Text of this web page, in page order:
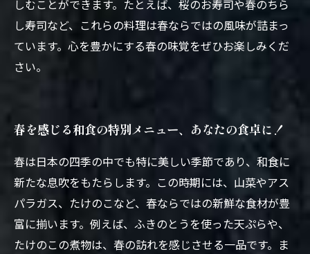
しむことができます。たとえば、桜のお寿司や春のちら
し寿司など、これらの料理は春ならではの風味が詰まっ
ています。心を豊かにする春の味覚をぜひお楽しみくだ
さい。
春を感じる和食の特別メニュー、あなたの食卓に！
春は日本の四季の中でも特に美しい季節であり、和食に
新たな息吹をもたらします。この時期には、山菜やアス
パラガス、たけのこなど、春ならではの新鮮な食材が豊
富に揃います。例えば、ふきのとうを使った天ぷらや、
たけのこの煮物は、春の訪れを感じさせる一品です。ま